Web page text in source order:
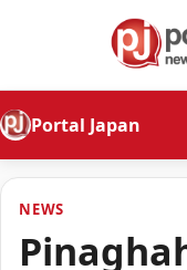
Portal Japan
NEWS